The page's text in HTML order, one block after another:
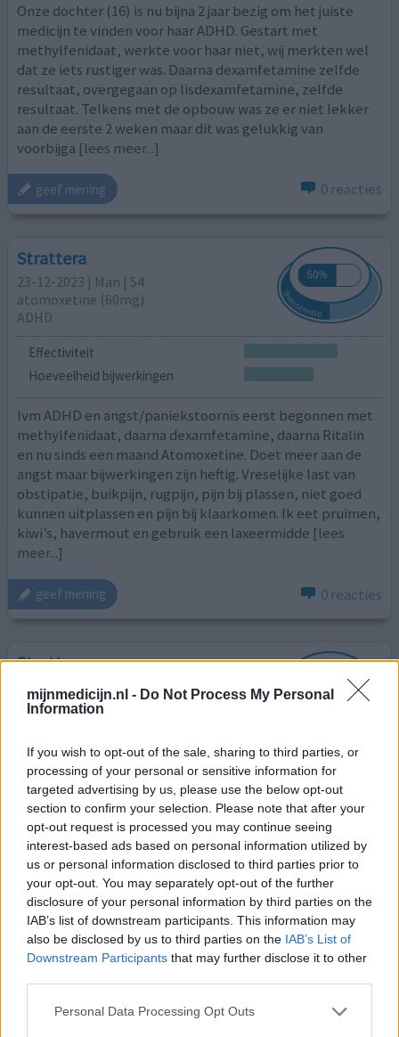
mijnmedicijn.nl - Do Not Process My Personal
Information
If you wish to opt-out of the sale, sharing to third parties, or
processing of your personal or sensitive information for
targeted advertising by us, please use the below opt-out
section to confirm your selection. Please note that after your
opt-out request is processed you may continue seeing
interest-based ads based on personal information utilized by
us or personal information disclosed to third parties prior to
your opt-out. You may separately opt-out of the further
disclosure of your personal information by third parties on the
IAB’s list of downstream participants. This information may
also be disclosed by us to third parties on the IAB’s List of
Downstream Participants that may further disclose it to other
Personal Data Processing Opt Outs
Onze dochter (16) is nu bijna 2 jaar bezig om het juiste
medicijn te vinden voor haar ADHD. Gestart met
methylfenidaat, werkte voor haar niet, wij merkten wel
dat ze iets rustiger was. Daarna dexamfetamine zelfde
resultaat, overgegaan op lisdexamfetamine, zelfde
resultaat. Telkens met de opbouw was ze er niet lekker
aan de eerste 2 weken maar dit was gelukkig van
voorbijga [lees meer...]
geef mening 0 reacties
Strattera
23-12-2023 | Man | 54
atomoxetine (60mg)
ADHD
Effectiviteit
Hoeveelheid bijwerkingen
Ivm ADHD en angst/paniekstoornis eerst begonnen met
methylfenidaat, daarna dexamfetamine, daarna Ritalin
en nu sinds een maand Atomoxetine. Doet meer aan de
angst maar bijwerkingen zijn heftig. Vreselijke last van
obstipatie, buikpijn, rugpijn, pijn bij plassen, niet goed
kunnen uitplassen en pijn bij klaarkomen. Ik eet pruimen,
kiwi’s, havermout en gebruik een laxeermidde [lees
meer...]
geef mening 0 reacties
Strattera
02-08-2023 | Man | 28
atomoxetine (80mg)
Effectiviteit
Hoeveelheid bijwerkingen
Ik heb tussen mijn 15 en 28 last van concentratie,
moeheid en een tremor aan mijn nek. Dit waren zeer
zware klachten en hebben mij erg gehinderd in die
periode. Het leek vrij uitzichtloos, ik functioneerde echt
maar half. Onlangs Wellbutrin voorgeschreven gekregen
door de neuroloog, omdat dit mijn tremor te erg
beïnvloedde, overgegaan op Strattera 80mg. Ik heb deze
medic[lees meer...]